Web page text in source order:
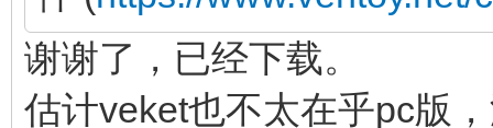
谢谢了，已经下载。
估计veket也不太在乎pc版